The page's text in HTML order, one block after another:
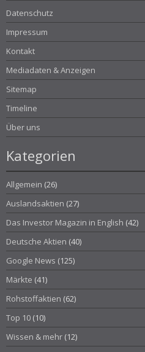
Datenschutz
Impressum
Kontakt
Mediadaten & Anzeigen
Sitemap
Timeline
Über uns
Kategorien
Allgemein (26)
Auslandsaktien (27)
Das Investor Magazin in English (42)
Deutsche Aktien (40)
Google News (125)
Märkte (41)
Rohstoffaktien (62)
Top 10 (10)
Wissen & mehr (12)